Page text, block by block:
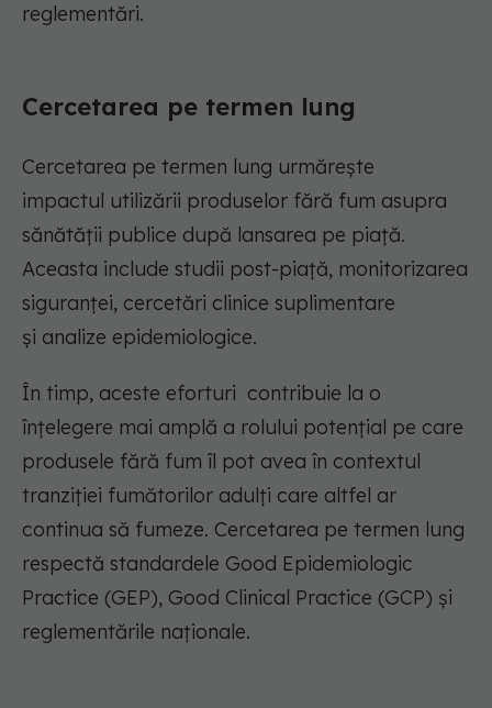
reglementări.
Cercetarea pe termen lung
Cercetarea pe termen lung urmărește
impactul utilizării produselor fără fum asupra
sănătății publice după lansarea pe piață.
Aceasta include studii post-piață, monitorizarea
siguranței, cercetări clinice suplimentare
și analize epidemiologice.
În timp, aceste eforturi contribuie la o
înțelegere mai amplă a rolului potențial pe care
produsele fără fum îl pot avea în contextul
tranziției fumătorilor adulți care altfel ar
continua să fumeze. Cercetarea pe termen lung
respectă standardele Good Epidemiologic
Practice (GEP), Good Clinical Practice (GCP) și
reglementările naționale.